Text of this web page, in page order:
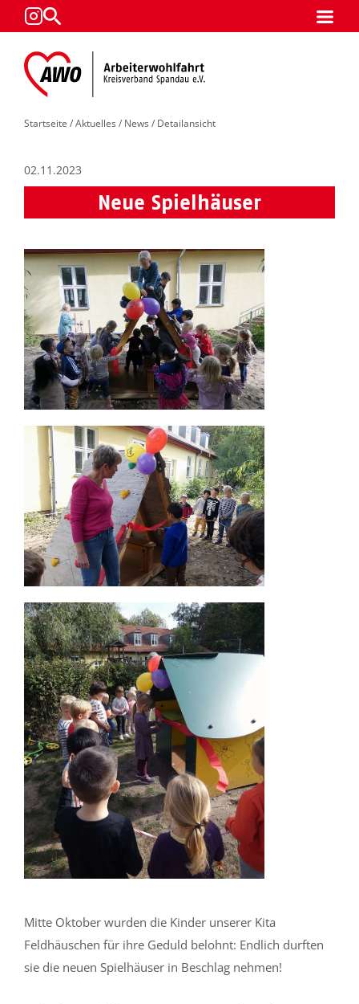
Startseite /Aktuelles / News / Detailansicht
02.11.2023
Neue Spielhäuser
Mitte Oktober wurden die Kinder unserer Kita
Feldhäuschen für ihre Geduld belohnt: Endlich durften
sie die neuen Spielhäuser in Beschlag nehmen!